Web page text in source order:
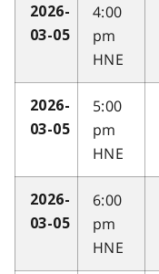
2026-
03-05
4:00
pm
HNE
2026-
03-05
5:00
pm
HNE
2026-
03-05
6:00
pm
HNE